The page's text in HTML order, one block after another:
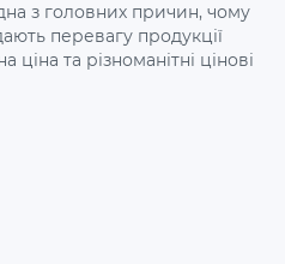
з головних причин, чому
перевагу продукції
та різноманітні цінові